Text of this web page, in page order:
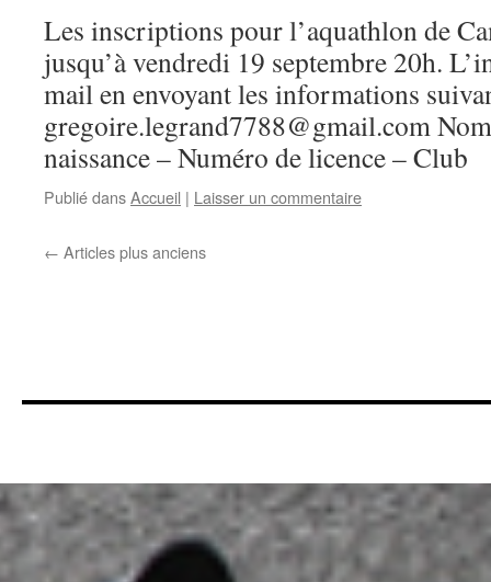
Les inscriptions pour l’aquathlon de
jusqu’à vendredi 19 septembre 20h.
mail en envoyant les informations
gregoire.legrand7788@gmail.com
naissance – Numéro de licence – Club
Publié dansAccueil | Laisser un commentaire
← Articles plus anciens